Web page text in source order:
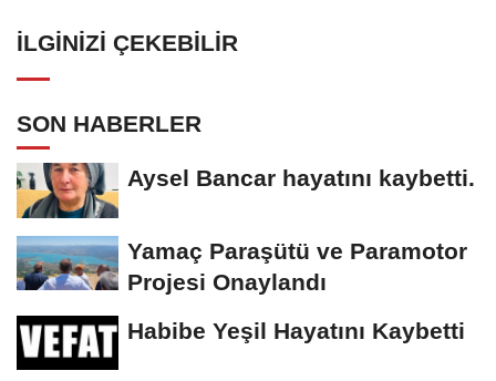
İLGINIZI ÇEKEBILIR
SON HABERLER
Aysel Bancar hayatını kaybetti.
Yamaç Paraşütü ve Paramotor
Projesi Onaylandı
Habibe Yeşil Hayatını Kaybetti